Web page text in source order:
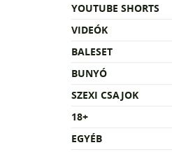
YOUTUBE SHORTS
VIDEÓK
BALESET
BUNYÓ
SZEXI CSAJOK
18+
EGYÉB